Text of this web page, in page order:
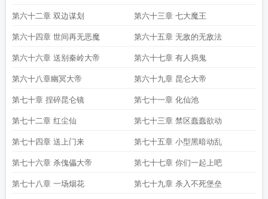
第六十二章 双边谋划 第六十三章 七大魔王
第六十四章 世间再无恶魔 第六十五章 无敌的无敌法
第六十六章 送别秦岭大帝 第六十七章 有人捣鬼
第六十八章幽冥大帝 第六十九章 昆仑大帝
第七十章 捏碎昆仑镜 第七十一章 化仙池
第七十二章 红尘仙 第七十三章 禁区蠢蠢欲动
第七十四章 送上门来 第七十五章 小型黑暗动乱
第七十六章 杀傀儡大帝 第七十七章 你们一起上吧
第七十八章 一场烟花 第七十九章 杀入不死堡垒